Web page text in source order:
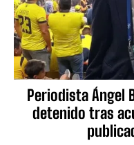
Periodista Ángel
detenido tras